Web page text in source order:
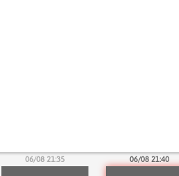
06/08 21:35 06/08 21:40